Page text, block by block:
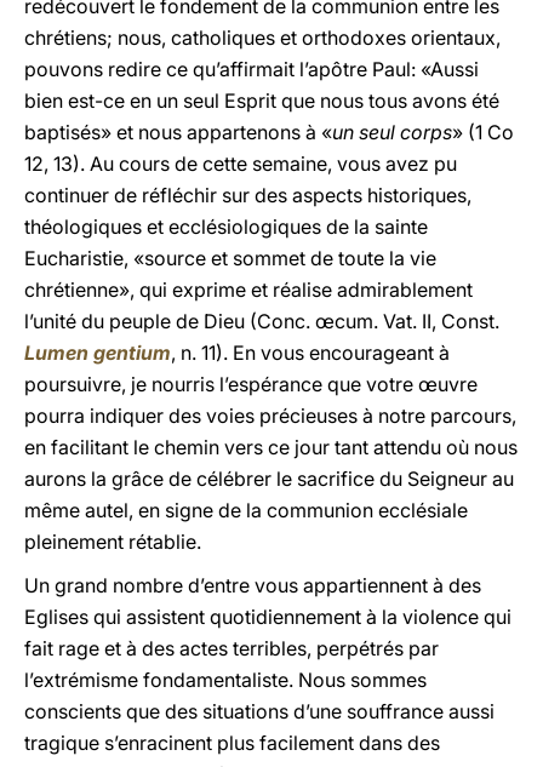
redécouvert le fondement de la communion entre les
chrétiens; nous, catholiques et orthodoxes orientaux,
pouvons redire ce qu’affirmait l’apôtre Paul: «Aussi
bien est-ce en un seul Esprit que nous tous avons été
baptisés» et nous appartenons à «un seul corps» (1 Co
12, 13). Au cours de cette semaine, vous avez pu
continuer de réfléchir sur des aspects historiques,
théologiques et ecclésiologiques de la sainte
Eucharistie, «source et sommet de toute la vie
chrétienne», qui exprime et réalise admirablement
l’unité du peuple de Dieu (Conc. œcum. Vat. II, Const.
Lumen gentium, n. 11). En vous encourageant à
poursuivre, je nourris l’espérance que votre œuvre
pourra indiquer des voies précieuses à notre parcours,
en facilitant le chemin vers ce jour tant attendu où nous
aurons la grâce de célébrer le sacrifice du Seigneur au
même autel, en signe de la communion ecclésiale
pleinement rétablie.
Un grand nombre d’entre vous appartiennent à des
Eglises qui assistent quotidiennement à la violence qui
fait rage et à des actes terribles, perpétrés par
l’extrémisme fondamentaliste. Nous sommes
conscients que des situations d’une souffrance aussi
tragique s’enracinent plus facilement dans des